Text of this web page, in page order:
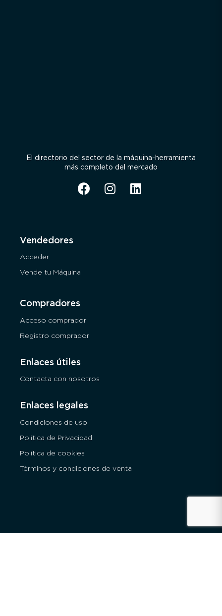
El directorio del sector de la máquina-herramienta
más completo del mercado
Vendedores
Acceder
Vende tu Máquina
Compradores
Acceso comprador
Registro comprador
Enlaces útiles
Contacta con nosotros
Enlaces legales
Condiciones de uso
Política de Privacidad
Política de cookies
Términos y condiciones de venta